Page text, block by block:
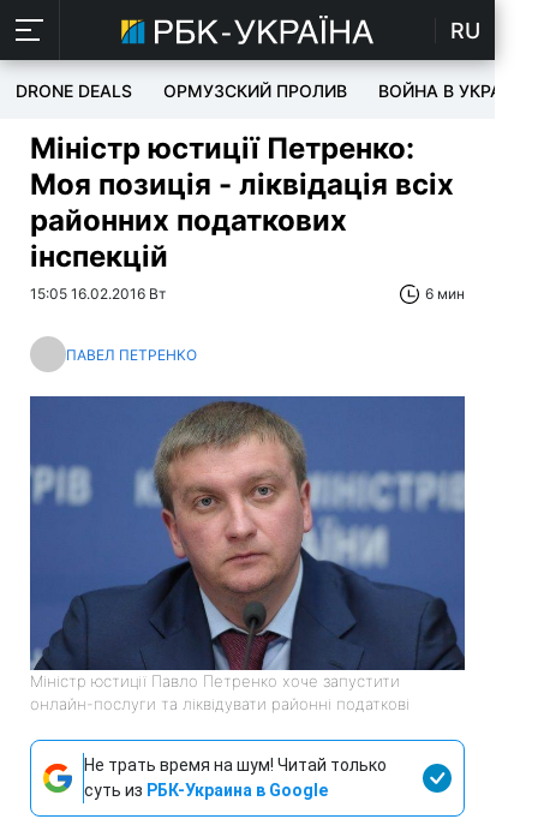
RU
DRONE DEALS ОРМУЗСКИЙ ПРОЛИВ ВОЙНА В УКРАИНЕ
Міністр юстиції Петренко:
Моя позиція - ліквідація всіх
районних податкових
інспекцій
15:05 16.02.2016 Вт 6 мин
ПАВЕЛ ПЕТРЕНКО
Міністр юстиції Павло Петренко хоче запустити
онлайн-послуги та ліквідувати районні податкові
Не трать время на шум! Читай только
суть из РБК-Украина в Google